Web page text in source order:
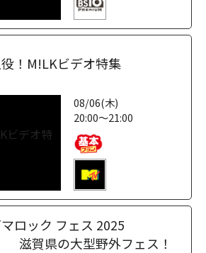
！M!LKビデオ特集
08/06(木)
20:00～21:00
ロック フェス 2025
賀県の大型野外フェス！